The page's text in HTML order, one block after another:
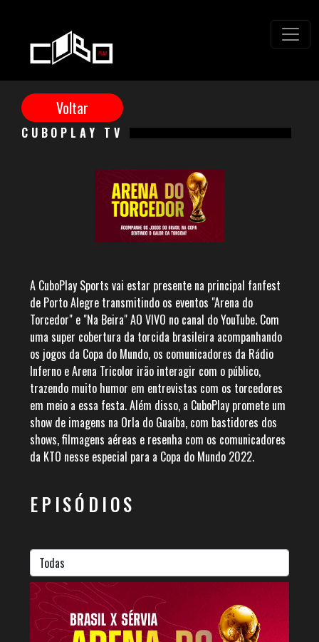
CUBOPLAY TV
A CuboPlay Sports vai estar presente na principal fanfest
de Porto Alegre transmitindo os eventos "Arena do
Torcedor" e "Na Beira" AO VIVO no canal do YouTube. Com
uma super cobertura da torcida brasileira acompanhando
os jogos da Copa do Mundo, os comunicadores da Rádio
Inferno e Arena Tricolor irão interagir com o público,
trazendo muito humor em entrevistas com os torcedores
em meio a essa festa. Além disso, a CuboPlay promete um
show de imagens na Orla do Guaíba, com bastidores dos
shows, filmagens aéreas e resenha com os comunicadores
da KTO nesse especial para a Copa do Mundo 2022.
EPISÓDIOS